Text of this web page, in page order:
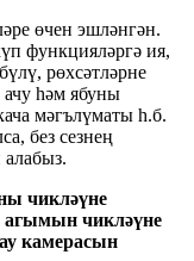
өчен эшләнгән.
функцияләргә ия,
рөхсәтләрне
ачу һәм ябуны
мәгълүматы һ.б.
без сезнең
чикләүне
агымын чикләүне
камерасын